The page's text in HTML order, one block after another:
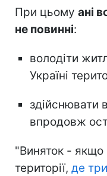
При цьому ані
не повинні:
володіти
Україні
здійснювати
впродовж
"Виняток -
території, де